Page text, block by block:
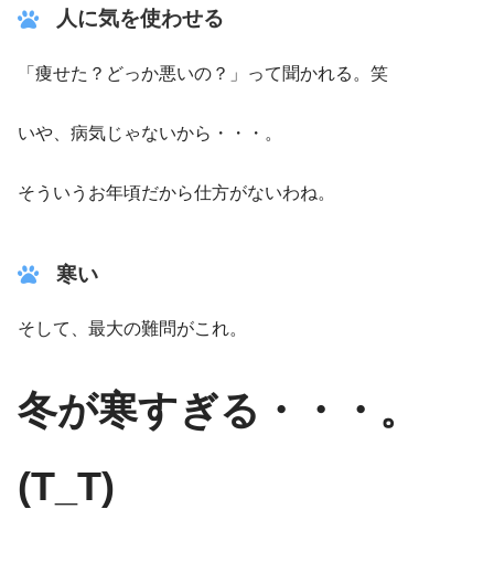
人に気を使わせる
「痩せた？どっか悪いの？」って聞かれる。笑
いや、病気じゃないから・・・。
そういうお年頃だから仕方がないわね。
寒い
そして、最大の難問がこれ。
冬が寒すぎる・・・。
(T_T)